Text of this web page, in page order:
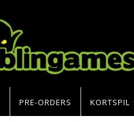
PRE-ORDERS KORTSPIL